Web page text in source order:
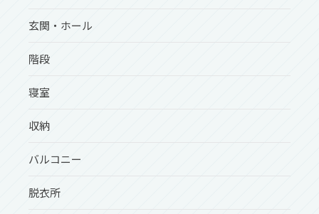
玄関・ホール
階段
寝室
収納
バルコニー
脱衣所